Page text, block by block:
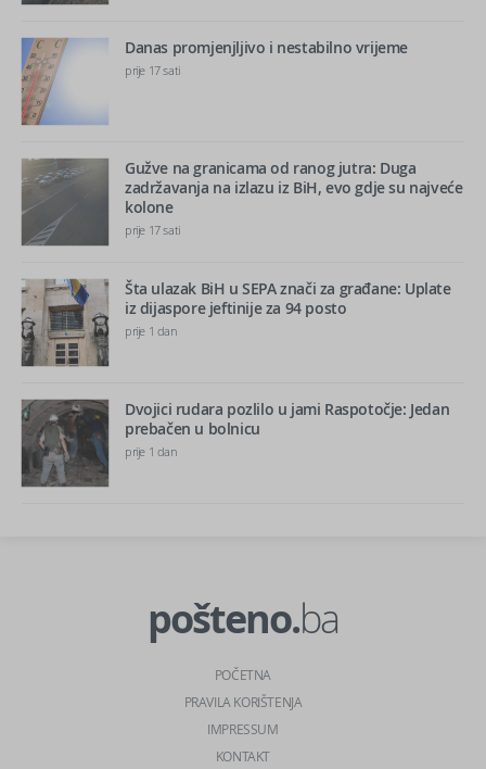
Danas promjenjljivo i nestabilno vrijeme
prije 17 sati
Gužve na granicama od ranog jutra: Duga
zadržavanja na izlazu iz BiH, evo gdje su najveće
kolone
prije 17 sati
Šta ulazak BiH u SEPA znači za građane: Uplate
iz dijaspore jeftinije za 94 posto
prije 1 dan
Dvojici rudara pozlilo u jami Raspotočje: Jedan
prebačen u bolnicu
prije 1 dan
pošteno.ba
POČETNA
PRAVILA KORIŠTENJA
IMPRESSUM
KONTAKT